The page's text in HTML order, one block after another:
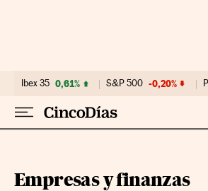
Ibex 35 0,61% S&P 500 -0,20%
Empresas y finanzas